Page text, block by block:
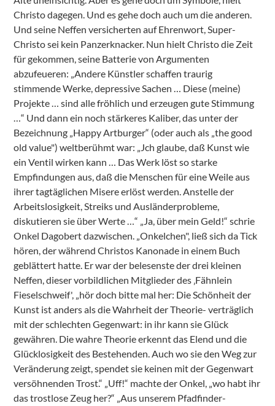
Christo dagegen. Und es gehe doch auch um die anderen.
Und seine Neffen versicherten auf Ehrenwort, Super-
Christo sei kein Panzerknacker. Nun hielt Christo die Zeit
für gekommen, seine Batterie von Argumenten
abzufeueren: „Andere Künstler schaffen traurig
stimmende Werke, depressive Sachen … Diese (meine)
Projekte … sind alle fröhlich und erzeugen gute Stimmung
…“ Und dann ein noch stärkeres Kaliber, das unter der
Bezeichnung „Happy Artburger“ (oder auch als „the good
old value") weltberühmt war: „Jch glaube, daß Kunst wie
ein Ventil wirken kann … Das Werk löst so starke
Empfindungen aus, daß die Menschen für eine Weile aus
ihrer tagtäglichen Misere erlöst werden. Anstelle der
Arbeitslosigkeit, Streiks und Ausländerprobleme,
diskutieren sie über Werte …“ „Ja, über mein Geld!“ schrie
Onkel Dagobert dazwischen. „Onkelchen", ließ sich da Tick
hören, der während Christos Kanonade in einem Buch
geblättert hatte. Er war der belesenste der drei kleinen
Neffen, dieser vorbildlichen Mitglieder des ‚Fähnlein
Fieselschweif', „hör doch bitte mal her: Die Schönheit der
Kunst ist anders als die Wahrheit der Theorie- verträglich
mit der schlechten Gegenwart: in ihr kann sie Glück
gewähren. Die wahre Theorie erkennt das Elend und die
Glücklosigkeit des Bestehenden. Auch wo sie den Weg zur
Veränderung zeigt, spendet sie keinen mit der Gegenwart
versöhnenden Trost.“ „Uff!“ machte der Onkel, „wo habt ihr
das trostlose Zeug her?“ „Aus unserem Pfadfinder-